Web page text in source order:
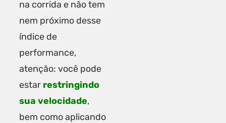
na corrida e não tem
nem próximo desse
índice de
performance,
atenção: você pode
estar restringindo
sua velocidade,
bem como aplicando